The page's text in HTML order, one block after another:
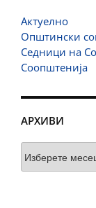
Актуелно
Општински
Седници на
Соопштенија
АРХИВИ